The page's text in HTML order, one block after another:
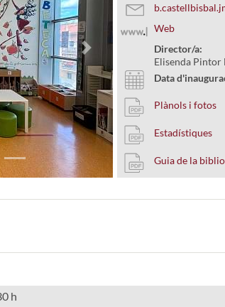
Next
Web
Director/a:
Elisenda Pintor
Data
Plànols i fotos
Estadístiques
Guia de la
h